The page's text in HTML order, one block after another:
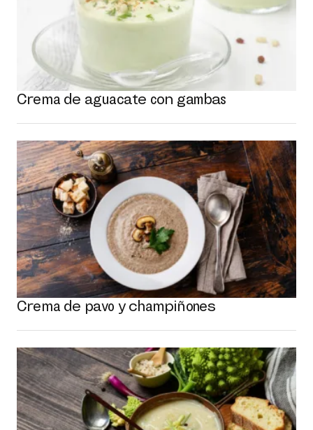
Crema de aguacate con gambas
Crema de pavo y champiñones